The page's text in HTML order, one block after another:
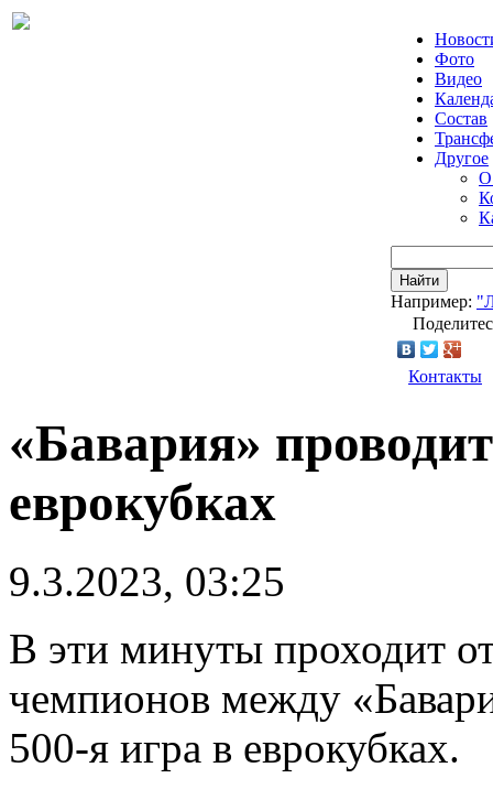
Фото
Видео
Состав
Другое
О
Найти
Например:
Контакты
«Бавария»
еврокубках
9.3.2023, 03:25
В эти минуты проходит
чемпионов между
500-я игра в еврокубках.